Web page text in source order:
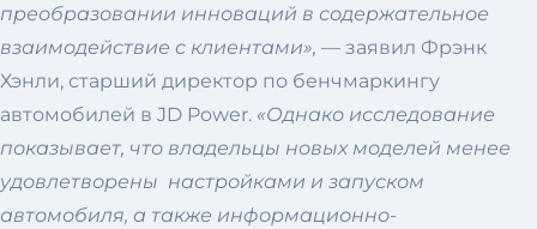
преобразовании инноваций в содержательное
взаимодействие с клиентами», — заявил Фрэнк
Хэнли, старший директор по бенчмаркингу
автомобилей в JD Power. «Однако исследование
показывает, что владельцы новых моделей менее
удовлетворены настройками и запуском
автомобиля, а также информационно-